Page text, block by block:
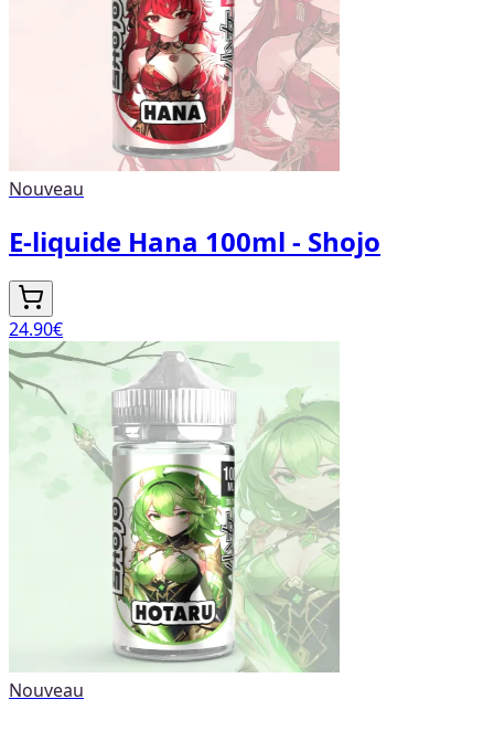
Nouveau
E-liquide Hana 100ml - Shojo
24.90€
Nouveau